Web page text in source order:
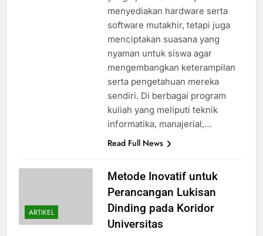
menyediakan hardware serta
software mutakhir, tetapi juga
menciptakan suasana yang
nyaman untuk siswa agar
mengembangkan keterampilan
serta pengetahuan mereka
sendiri. Di berbagai program
kuliah yang meliputi teknik
informatika, manajerial,…
Read Full News
ARTIKEL
Metode Inovatif untuk
Perancangan Lukisan
Dinding pada Koridor
Universitas